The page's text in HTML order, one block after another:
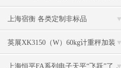
上海宿衡 各类定制非标品
英展XK3150（W）60kg计重秤加装
RS232卡连接电脑
上海恒平FA系列电子天平“飞跃”了，